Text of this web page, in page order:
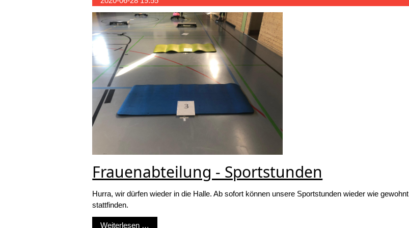
Frauenabteilung - Sportstunden
Hurra, wir dürfen wieder in die Halle. Ab sofort können unsere Sportstunden wieder wie gewohnt
stattfinden.
Weiterlesen …